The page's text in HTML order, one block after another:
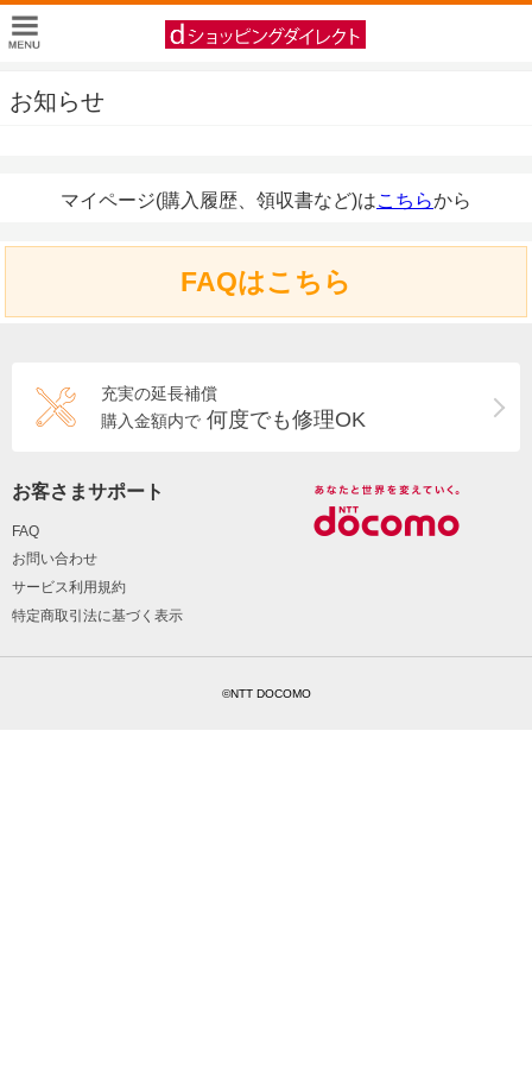
お知らせ
マイページ(購入履歴、領収書など)はこちらから
FAQはこちら
充実の延長補償
購入金額内で 何度でも修理OK
お客さまサポート
FAQ
お問い合わせ
サービス利用規約
特定商取引法に基づく表示
©NTT DOCOMO